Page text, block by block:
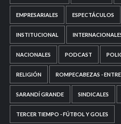
EMPRESARIALES ESPECTÁCULOS
INSTITUCIONAL
NACIONALES PODCAST
RELIGIÓN ROMPECABEZAS -
SARANDÍ GRANDE SINDICALES
TERCER TIEMPO - FÚTBOL Y GOLES